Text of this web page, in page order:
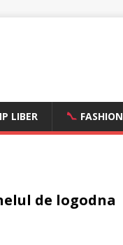
LIBER FASHION
de logodna